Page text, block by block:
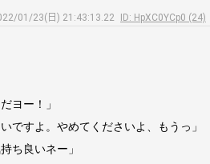
01/23(日) 21:43:13.22
ID: HpXC0YCp0 (24)
ヨー！」
ですよ。やめてくださいよ、もうっ」
ち良いネー」